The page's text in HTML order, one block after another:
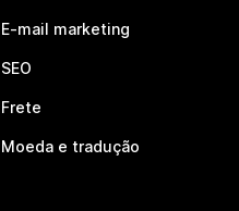
E-mail marketing
SEO
Frete
Moeda e tradução